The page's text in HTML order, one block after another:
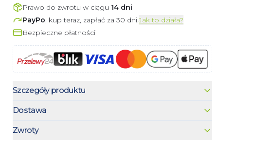
Prawo do zwrotu w ciągu 14 dni
PayPo, kup teraz, zapłać za 30 dni.Jak to działa?
Bezpieczne płatności
Szczegóły produktu
Dostawa
Zwroty